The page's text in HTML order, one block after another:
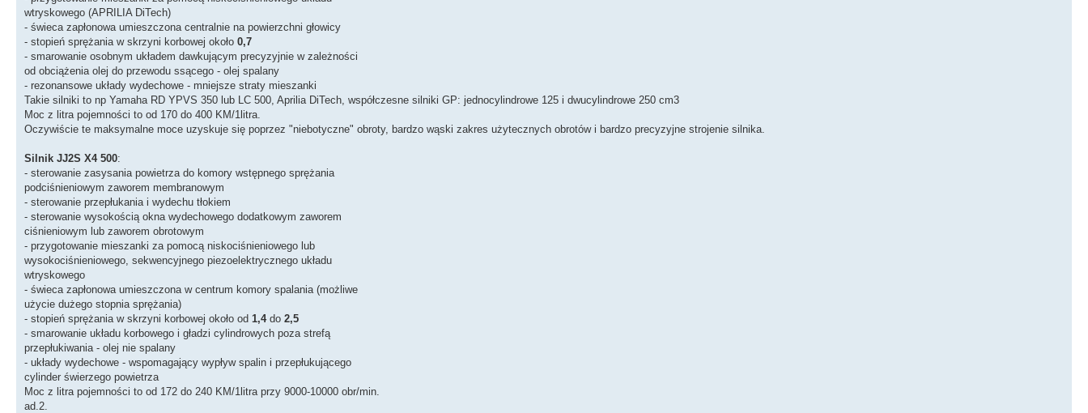
wtryskowego (APRILIA DiTech)
- świeca zapłonowa umieszczona centralnie na powierzchni głowicy
- stopień sprężania w skrzyni korbowej około 0,7
- smarowanie osobnym układem dawkującym precyzyjnie w zależności
od obciążenia olej do przewodu ssącego - olej spalany
- rezonansowe układy wydechowe - mniejsze straty mieszanki
Takie silniki to np Yamaha RD YPVS 350 lub LC 500, Aprilia DiTech, współczesne silniki GP: jednocylindrowe 125 i dwucylindrowe 250 cm3
Moc z litra pojemności to od 170 do 400 KM/1litra.
Oczywiście te maksymalne moce uzyskuje się poprzez "niebotyczne" obroty, bardzo wąski zakres użytecznych obrotów i bardzo precyzyjne strojenie silnika.
Silnik JJ2S X4 500:
- sterowanie zasysania powietrza do komory wstępnego sprężania
podciśnieniowym zaworem membranowym
- sterowanie przepłukania i wydechu tłokiem
- sterowanie wysokością okna wydechowego dodatkowym zaworem
ciśnieniowym lub zaworem obrotowym
- przygotowanie mieszanki za pomocą niskociśnieniowego lub
wysokociśnieniowego, sekwencyjnego piezoelektrycznego układu
wtryskowego
- świeca zapłonowa umieszczona w centrum komory spalania (możliwe
użycie dużego stopnia sprężania)
- stopień sprężania w skrzyni korbowej około od 1,4do 2,5
- smarowanie układu korbowego i gładzi cylindrowych poza strefą
przepłukiwania - olej nie spalany
- układy wydechowe - wspomagający wypływ spalin i przepłukującego
cylinder świerzego powietrza
Moc z litra pojemności to od 172 do 240 KM/1litra przy 9000-10000 obr/min.
ad.2.